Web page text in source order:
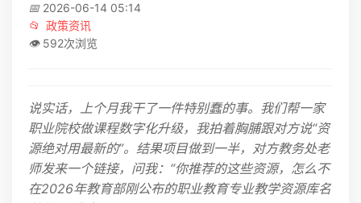
📅 2026-06-14 05:14
📂 政策资讯
👁️ 592次浏览
说实话，上个月我干了一件特别蠢的事。我们帮一家
职业院校做课程数字化升级，我拍着胸脯跟对方说“资
源绝对用最新的”。结果项目做到一半，对方教务处老
师发来一个链接，问我：“你推荐的这些资源，怎么不
在2026年教育部刚公布的职业教育专业教学资源库名